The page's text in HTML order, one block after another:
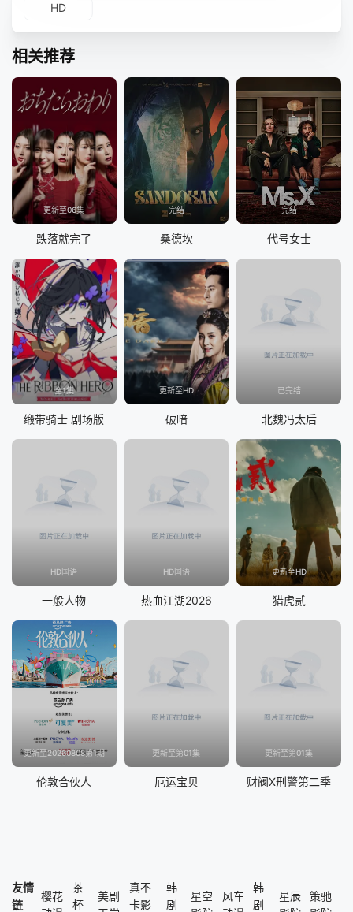
HD
相关推荐
更新至06集
跌落就完了
完结
桑德坎
完结
代号女士
全1集
缎带骑士 剧场版
更新至HD
破暗
已完结
北魏冯太后
HD国语
一般人物
HD国语
热血江湖2026
更新至HD
猎虎贰
更新至20260808第1期
伦敦合伙人
更新至第01集
厄运宝贝
更新至第01集
财阀X刑警第二季
友情
链
樱花
茶
杯
美剧
真不
卡影
韩
剧
星空
风车
韩
剧
星辰
策驰